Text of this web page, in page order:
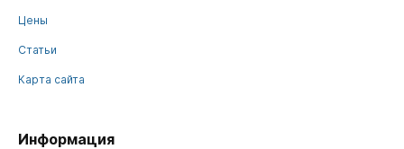
Цены
Статьи
Карта сайта
Информация